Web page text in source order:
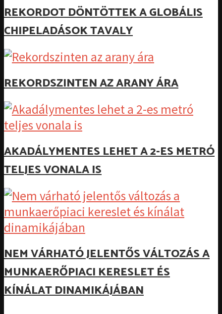
REKORDOT DÖNTÖTTEK A GLOBÁLIS
CHIPELADÁSOK TAVALY
REKORDSZINTEN AZ ARANY ÁRA
AKADÁLYMENTES LEHET A 2-ES METRÓ
TELJES VONALA IS
NEM VÁRHATÓ JELENTŐS VÁLTOZÁS A
MUNKAERŐPIACI KERESLET ÉS
KÍNÁLAT DINAMIKÁJÁBAN